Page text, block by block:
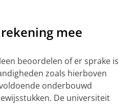
mee
beoordelen of er sprake is
zoals hierboven
onderbouwd
De universiteit